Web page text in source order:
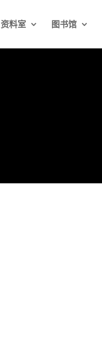
资料室 图书馆